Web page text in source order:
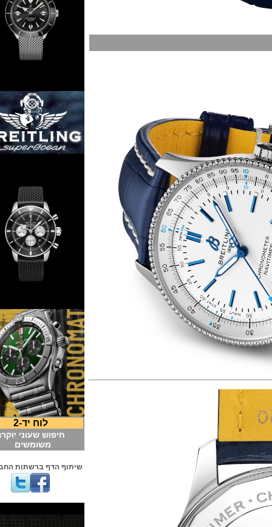
לוח יד-2
חיפוש שעוני יוקרה
משומשים
שיתוף הדף ברשתות החברתיות